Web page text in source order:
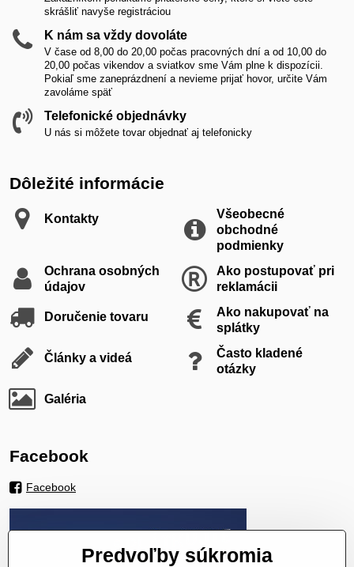
skrášliť navyše registráciou
K nám sa vždy dovoláte
V čase od 8,00 do 20,00 počas pracovných dní a od 10,00 do
20,00 počas vikendov a sviatkov sme Vám plne k dispozícii.
Pokiaľ sme zaneprázdnení a nevieme prijať hovor, určite Vám
zavoláme späť
Telefonické objednávky
U nás si môžete tovar objednať aj telefonicky
Dôležité informácie
Kontakty
Všeobecné
obchodné
podmienky
Ochrana osobných
údajov
Ako postupovať pri
reklamácii
Doručenie tovaru
Ako nakupovať na
splátky
Články a videá
Často kladené
otázky
Galéria
Facebook
Facebook
Predvoľby súkromia